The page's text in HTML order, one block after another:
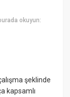
okuyun:
şeklinde
kapsamlı